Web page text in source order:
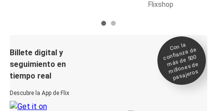
Flixshop
Billete digital y
seguimiento en
tiempo real
Descubre la App de Flix
Con la
confianza de
más de 500
millones de
pasajeros